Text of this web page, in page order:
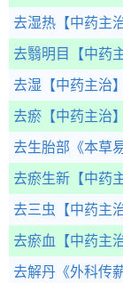
去湿热 【中药主
去翳明目 【中药
去湿 【中药主治】
去瘀 【中药主治】
去生胎部 《本草
去瘀生新 【中药
去三虫 【中药主
去瘀血 【中药主
去解丹 《外科传